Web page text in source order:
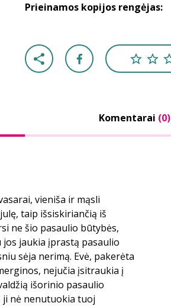
Prieinamos kopijos rengėjas:
Komentarai (0)
vieniša ir mąsli
taip išsiskiriančią iš
ne šio pasaulio būtybės,
jaukia įprastą pasaulio
sėja nerimą. Evė, pakerėta
nejučia įsitraukia į
išorinio pasaulio
ji nė nenutuokia tuoj